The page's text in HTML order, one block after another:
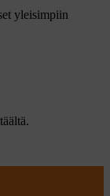
yleisimpiin